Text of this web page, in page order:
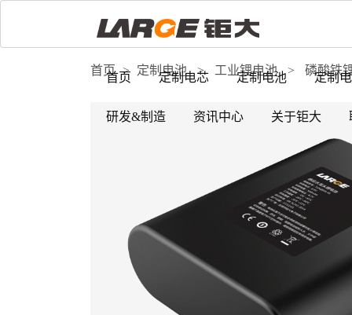
首页 定制电芯 定制电池 定制
研发&制造 资讯中心 关于钜大
首页 > 定制电池 > 工业锂电池 > 磷酸铁